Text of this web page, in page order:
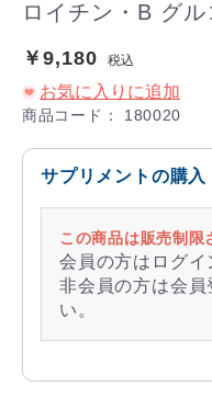
ロイチン・B グル
￥9,180 税込
お気に入りに追加
商品コード： 180020
サプリメントの購入
この商品は販売制限
会員の方はログイ
非会員の方は会員
い。